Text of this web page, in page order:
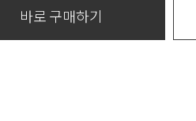
바로 구매하기